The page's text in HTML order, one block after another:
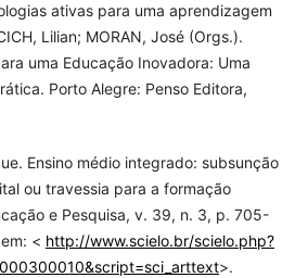
ativas para uma aprendizagem
Lilian; MORAN, José (Orgs.).
uma Educação Inovadora: Uma
Porto Alegre: Penso Editora,
Ensino médio integrado: subsunção
ou travessia para a formação
e Pesquisa, v. 39, n. 3, p. 705-
< http://www.scielo.br/scielo.php?
>.